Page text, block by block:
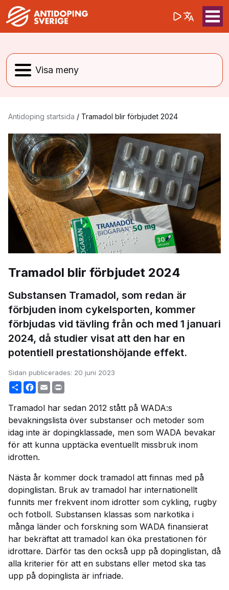
Sök på(opens in a
Antidoping startsida / Tramadol blir förbjudet 2024
Tramadol blir förbjudet 2024
Substansen Tramadol, som redan är
förbjuden inom cykelsporten, kommer
förbjudas vid tävling från och med 1 januari
2024, då studier visat att den har en
potentiell prestationshöjande effekt.
Sidan publicerades: 20 juni 2023
ShareFacebook
Email
Tramadol har sedan 2012 stått på WADA:s
bevakningslista över substanser och metoder som
idag inte är dopingklassade, men som WADA bevakar
för att kunna upptäcka eventuellt missbruk inom
idrotten.
Nästa år kommer dock tramadol att finnas med på
dopinglistan. Bruk av tramadol har internationellt
funnits mer frekvent inom idrotter som cykling, rugby
och fotboll. Substansen klassas som narkotika i
många länder och forskning som WADA finansierat
har bekräftat att tramadol kan öka prestationen för
idrottare. Därför tas den också upp på dopinglistan, då
alla kriterier för att en substans eller metod ska tas
upp på dopinglista är infriade.